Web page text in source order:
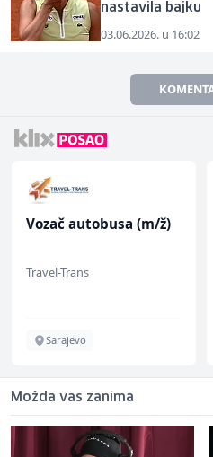
nastavila bajku
03.06.2026. u 16:02
Vozač autobusa (m/ž)
Travel-Trans
Sarajevo
Možda vas zanima